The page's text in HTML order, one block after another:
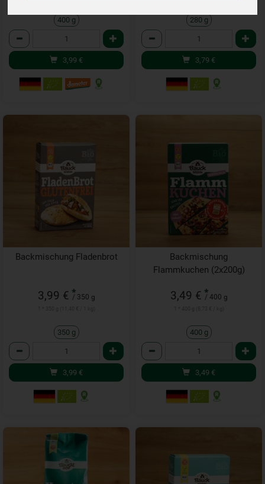
400 g
Anzahl
3,99 €
280 g
Anzahl
3,79 €
Backmischung Fladenbrot
3,99 € *
/ 350 g
350 g
Anzahl
3,99 €
Backmischung
Flammkuchen (2x200g)
3,49 € *
/ 400 g
400 g
Anzahl
3,49 €